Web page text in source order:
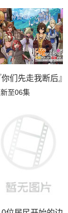
你们先走我断后
至06集